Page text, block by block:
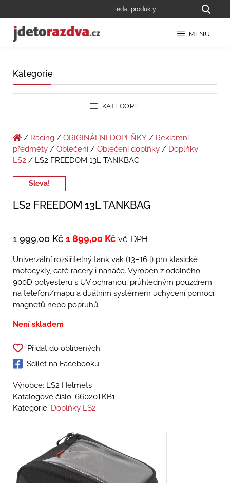
MENU
Kategorie
KATEGORIE
/ Racing / ORIGINÁLNÍ DOPLŇKY / Reklamní
předměty / Oblečení / Oblečení doplňky / Doplňky
LS2 / LS2 FREEDOM 13L TANKBAG
Sleva!
LS2 FREEDOM 13L TANKBAG
1 999,00Kč 1 899,00 Kč vč. DPH
Univerzální rozšiřitelný tank vak (13–16 l) pro klasické
motocykly, café racery i naháče. Vyroben z odolného
900D polyesteru s UV ochranou, průhledným pouzdrem
na telefon/mapu a duálním systémem uchycení pomocí
magnetů nebo popruhů.
Není skladem
Přidat do oblíbených
Sdílet na Facebooku
Výrobce: LS2 Helmets
Katalogové číslo: 66020TKB1
Kategorie: Doplňky LS2